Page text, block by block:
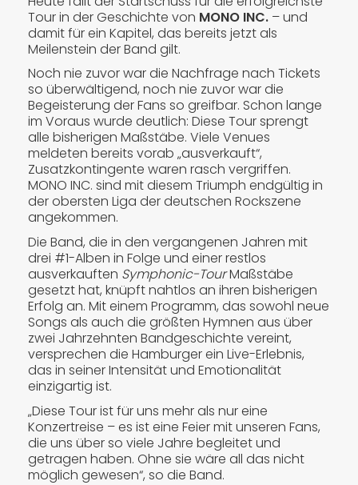
Tour in der Geschichte von MONO INC. – und
damit für ein Kapitel, das bereits jetzt als
Meilenstein der Band gilt.
Noch nie zuvor war die Nachfrage nach Tickets
so überwältigend, noch nie zuvor war die
Begeisterung der Fans so greifbar. Schon lange
im Voraus wurde deutlich: Diese Tour sprengt
alle bisherigen Maßstäbe. Viele Venues
meldeten bereits vorab „ausverkauft“,
Zusatzkontingente waren rasch vergriffen.
MONO INC. sind mit diesem Triumph endgültig in
der obersten Liga der deutschen Rockszene
angekommen.
Die Band, die in den vergangenen Jahren mit
drei #1-Alben in Folge und einer restlos
ausverkauften Symphonic-TourMaßstäbe
gesetzt hat, knüpft nahtlos an ihren bisherigen
Erfolg an. Mit einem Programm, das sowohl neue
Songs als auch die größten Hymnen aus über
zwei Jahrzehnten Bandgeschichte vereint,
versprechen die Hamburger ein Live-Erlebnis,
das in seiner Intensität und Emotionalität
einzigartig ist.
„Diese Tour ist für uns mehr als nur eine
Konzertreise – es ist eine Feier mit unseren Fans,
die uns über so viele Jahre begleitet und
getragen haben. Ohne sie wäre all das nicht
möglich gewesen“, so die Band.